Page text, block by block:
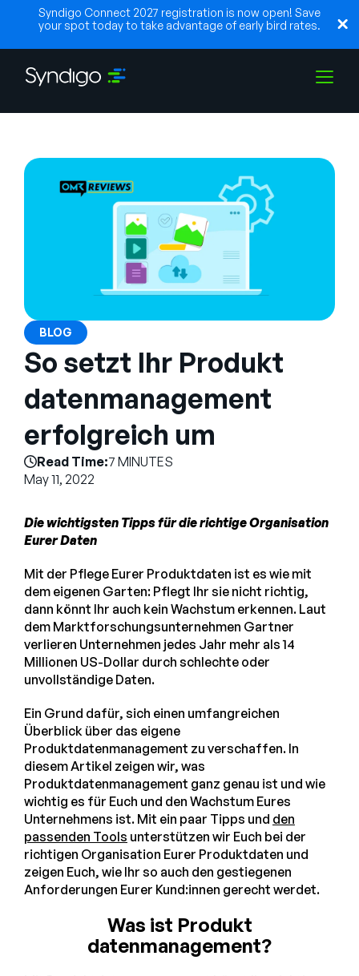
Syndigo Connect 2027 registration is now open! Save
your spot today to take advantage of early bird rates.
Industries
Company
Talk to Sales
English
BLOG
So setzt Ihr Produkt
datenmanagement
erfolgreich um
Read Time:7 MINUTES
May 11, 2022
Die wichtigsten Tipps für die richtige Organisation
Eurer Daten
Mit der Pflege Eurer Produktdaten ist es wie mit
dem eigenen Garten: Pflegt Ihr sie nicht richtig,
dann könnt Ihr auch kein Wachstum erkennen. Laut
dem Marktforschungsunternehmen Gartner
verlieren Unternehmen jedes Jahr mehr als 14
Millionen US-Dollar durch schlechte oder
unvollständige Daten.
Ein Grund dafür, sich einen umfangreichen
Überblick über das eigene
Produktdatenmanagement zu verschaffen. In
diesem Artikel zeigen wir, was
Produktdatenmanagement ganz genau ist und wie
wichtig es für Euch und den Wachstum Eures
Unternehmens ist. Mit ein paar Tipps und den
passenden Tools unterstützen wir Euch bei der
richtigen Organisation Eurer Produktdaten und
zeigen Euch, wie Ihr so auch den gestiegenen
Anforderungen Eurer Kund:innen gerecht werdet.
Was ist Produkt
datenmanagement?